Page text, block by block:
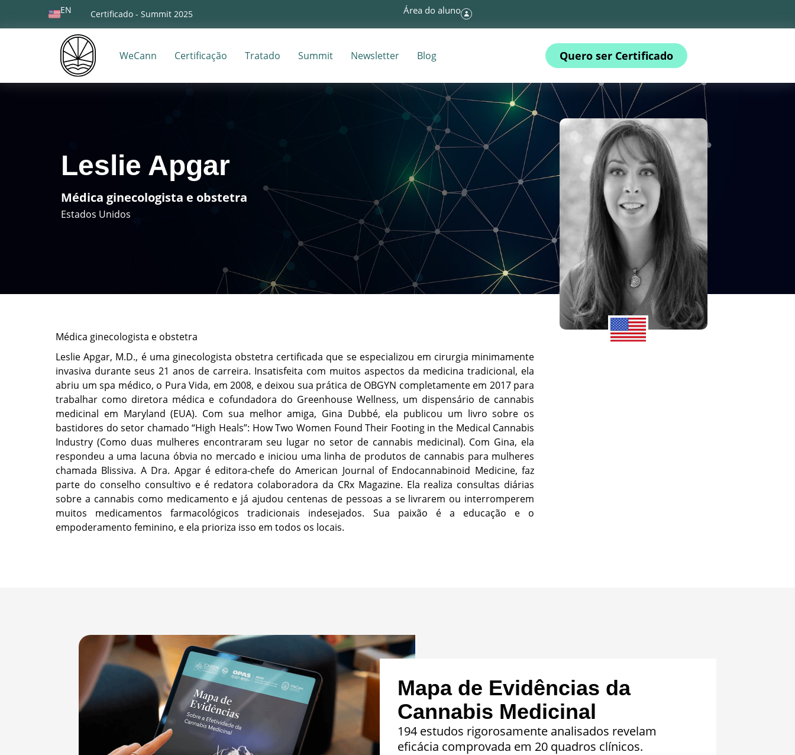
EN Certificado - Summit 2025 Área do aluno
WeCann Certificação Tratado Summit Newsletter Blog Quero ser Certificado
Leslie Apgar
Médica ginecologista e obstetra
Estados Unidos
Médica ginecologista e obstetra
Leslie Apgar, M.D., é uma ginecologista obstetra certificada que se especializou em cirurgia minimamente
invasiva durante seus 21 anos de carreira. Insatisfeita com muitos aspectos da medicina tradicional, ela
abriu um spa médico, o Pura Vida, em 2008, e deixou sua prática de OBGYN completamente em 2017 para
trabalhar como diretora médica e cofundadora do Greenhouse Wellness, um dispensário de cannabis
medicinal em Maryland (EUA). Com sua melhor amiga, Gina Dubbé, ela publicou um livro sobre os
bastidores do setor chamado “High Heals”: How Two Women Found Their Footing in the Medical Cannabis
Industry (Como duas mulheres encontraram seu lugar no setor de cannabis medicinal). Com Gina, ela
respondeu a uma lacuna óbvia no mercado e iniciou uma linha de produtos de cannabis para mulheres
chamada Blissiva. A Dra. Apgar é editora-chefe do American Journal of Endocannabinoid Medicine, faz
parte do conselho consultivo e é redatora colaboradora da CRx Magazine. Ela realiza consultas diárias
sobre a cannabis como medicamento e já ajudou centenas de pessoas a se livrarem ou interromperem
muitos medicamentos farmacológicos tradicionais indesejados. Sua paixão é a educação e o
empoderamento feminino, e ela prioriza isso em todos os locais.
Mapa de Evidências da
Cannabis Medicinal
194 estudos rigorosamente analisados revelam
eficácia comprovada em 20 quadros clínicos.